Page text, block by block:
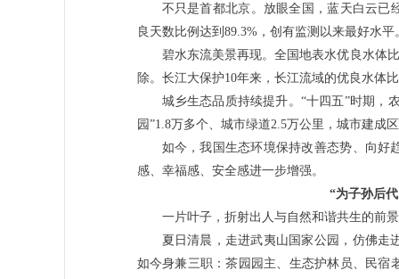
不只是首都北京。放眼全国，蓝天白云已
良天数比例达到89.3%，创有监测以来最好水平
碧水东流美景再现。全国地表水优良水体
除。长江大保护10年来，长江流域的优良水体
城乡生态品质持续提升。“十四五”时期，
园”1.8万多个、城市绿道2.5万公里，城市建成
如今，我国生态环境保持改善态势、向好
感、幸福感、安全感进一步增强。
“为子孙后
一片叶子，折射出人与自然和谐共生的前
夏日清晨，走进武夷山国家公园，仿佛走
如今身兼三职：茶园园主、生态护林员、民宿